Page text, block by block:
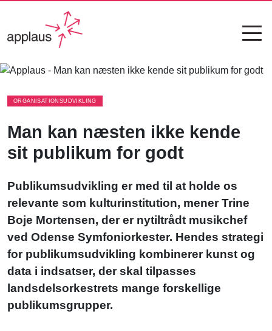
ORGANISATIONSUDVIKLING
Man kan næsten ikke kende
sit publikum for godt
Publikumsudvikling er med til at holde os
relevante som kulturinstitution, mener Trine
Boje Mortensen, der er nytiltrådt musikchef
ved Odense Symfoniorkester. Hendes strategi
for publikumsudvikling kombinerer kunst og
data i indsatser, der skal tilpasses
landsdelsorkestrets mange forskellige
publikumsgrupper.